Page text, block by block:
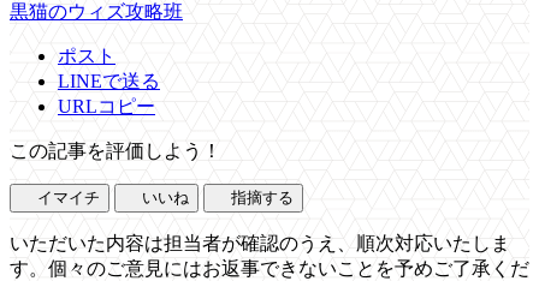
黒猫のウィズ攻略班
ポスト
LINEで送る
URLコピー
この記事を評価しよう！
イマイチ いいね 指摘する
いただいた内容は担当者が確認のうえ、順次対応いたしま
す。個々のご意見にはお返事できないことを予めご了承くだ